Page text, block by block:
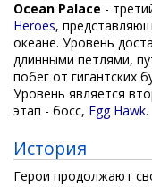
Ocean Palace -
Heroes,
океане. Уровень
длинными петлями,
побег от гигантских
Уровень является
этап - босс, Egg Hawk.
История
Герои продолжают